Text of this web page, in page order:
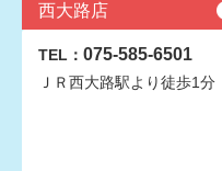
西大路店
TEL： 075-585-6501
ＪＲ西大路駅より徒歩1分